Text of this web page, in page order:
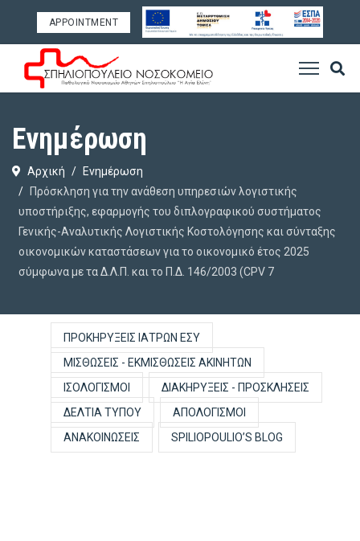
APPOINTMENT
Ενημέρωση
Αρχική
Ενημέρωση
Πρόσκληση για την ανάθεση υπηρεσιών λογιστικής
υποστήριξης, εφαρμογής του διπλογραφικού συστήματος
Γενικής-Αναλυτικής Λογιστικής Κοστολόγησης και σύνταξης
οικονομικών καταστάσεων για το οικονομικό έτος 2025
σύμφωνα με τα Δ.Λ.Π. και το Π.Δ. 146/2003 (CPV 7
ΠΡΟΚΗΡΎΞΕΙΣ ΙΑΤΡΏΝ ΕΣΥ
ΜΙΣΘΏΣΕΙΣ - ΕΚΜΙΣΘΏΣΕΙΣ ΑΚΙΝΉΤΩΝ
ΙΣΟΛΟΓΙΣΜΟΊ
ΔΙΑΚΗΡΎΞΕΙΣ - ΠΡΟΣΚΛΉΣΕΙΣ
ΔΕΛΤΊΑ ΤΎΠΟΥ
ΑΠΟΛΟΓΙΣΜΟΊ
ΑΝΑΚΟΙΝΏΣΕΙΣ
SPILIOPOULIO’S BLOG